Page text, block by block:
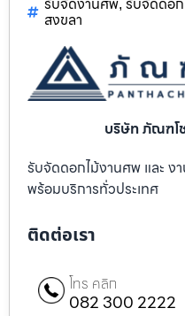
,
สงขลา
บริษัท ภัณฑโ
รับจัดดอกไม้งานศพ และ ง
พร้อมบริการทั่วประเทศ
ติดต่อเรา
โทร คลิก
082 300 2222